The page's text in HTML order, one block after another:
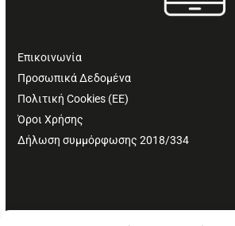
Επικοινωνία
Προσωπικά Δεδομένα
Πολιτική Cookies (ΕΕ)
Όροι Χρήσης
Δήλωση συμμόρφωσης 2018/334